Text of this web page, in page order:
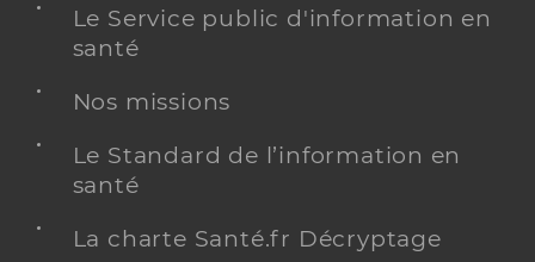
Le Service public d'information en
santé
Nos missions
Le Standard de l’information en
santé
La charte Santé.fr Décryptage